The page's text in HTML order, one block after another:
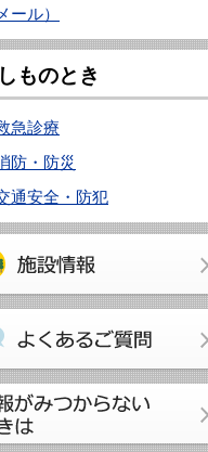
メール）
ものとき
急診療
防・防災
通安全・防犯